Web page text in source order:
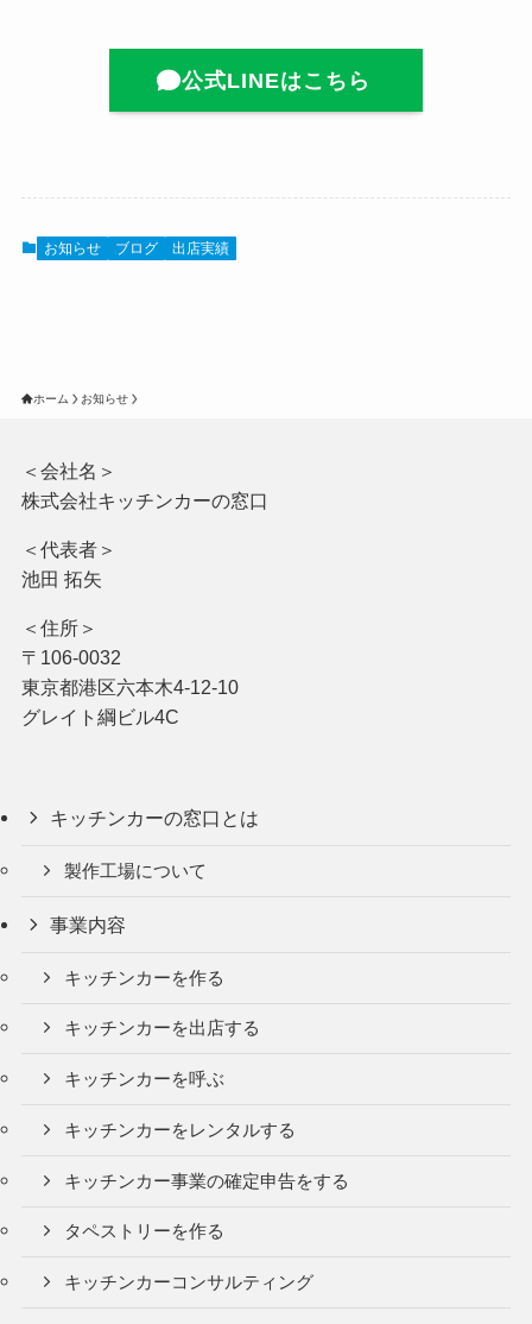
公式LINEはこちら
お知らせ ブログ 出店実績
ホーム お知らせ
＜会社名＞
株式会社キッチンカーの窓口
＜代表者＞
池田 拓矢
＜住所＞
〒106-0032
東京都港区六本木4-12-10
グレイト綱ビル4C
キッチンカーの窓口とは
製作工場について
事業内容
キッチンカーを作る
キッチンカーを出店する
キッチンカーを呼ぶ
キッチンカーをレンタルする
キッチンカー事業の確定申告をする
タペストリーを作る
キッチンカーコンサルティング